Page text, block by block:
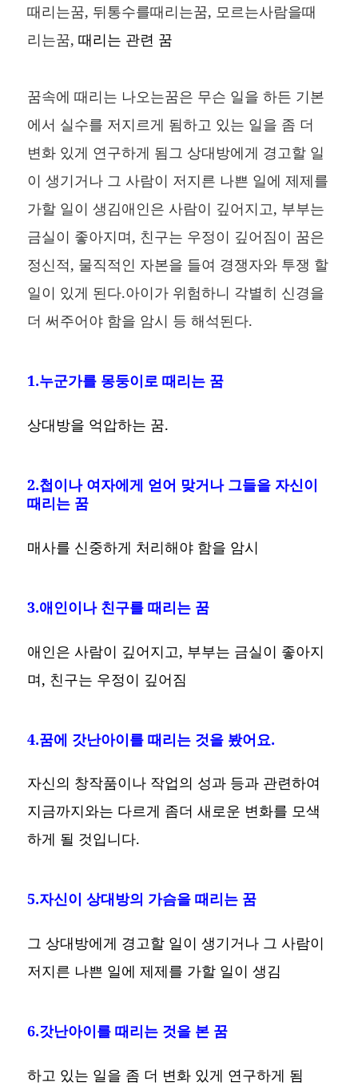
때리는꿈, 뒤통수를때리는꿈, 모르는사람을때
리는꿈,때리는 관련 꿈
꿈속에 때리는 나오는꿈은 무슨 일을 하든 기본
에서 실수를 저지르게 됨하고 있는 일을 좀 더
변화 있게 연구하게 됨그 상대방에게 경고할 일
이 생기거나 그 사람이 저지른 나쁜 일에 제제를
가할 일이 생김애인은 사람이 깊어지고, 부부는
금실이 좋아지며, 친구는 우정이 깊어짐이 꿈은
정신적, 물직적인 자본을 들여 경쟁자와 투쟁 할
일이 있게 된다.아이가 위험하니 각별히 신경을
더 써주어야 함을 암시 등 해석된다.
1.누군가를 몽둥이로 때리는 꿈
상대방을 억압하는 꿈.
2.첩이나 여자에게 얻어 맞거나 그들을 자신이
때리는 꿈
매사를 신중하게 처리해야 함을 암시
3.애인이나 친구를 때리는 꿈
애인은 사람이 깊어지고, 부부는 금실이 좋아지
며, 친구는 우정이 깊어짐
4.꿈에 갓난아이를 때리는 것을 봤어요.
자신의 창작품이나 작업의 성과 등과 관련하여
지금까지와는 다르게 좀더 새로운 변화를 모색
하게 될 것입니다.
5.자신이 상대방의 가슴을 때리는 꿈
그 상대방에게 경고할 일이 생기거나 그 사람이
저지른 나쁜 일에 제제를 가할 일이 생김
6.갓난아이를 때리는 것을 본 꿈
하고 있는 일을 좀 더 변화 있게 연구하게 됨